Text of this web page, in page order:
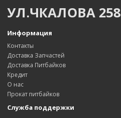
УЛ.ЧКАЛОВА 258
Информация
Контакты
Доставка Запчастей
Доставка Питбайков
Кредит
О нас
Прокат питбайков
Служба поддержки